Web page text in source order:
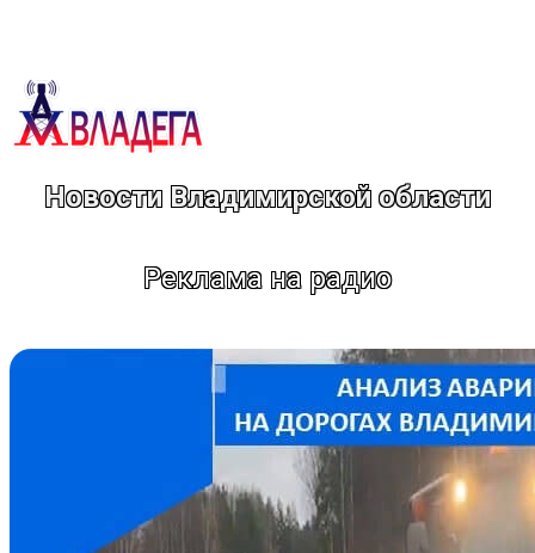
Новости Владимирской области
Реклама на радио